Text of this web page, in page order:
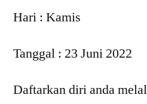
Hari : Kamis
Tanggal : 23 Juni 2022
Daftarkan diri anda